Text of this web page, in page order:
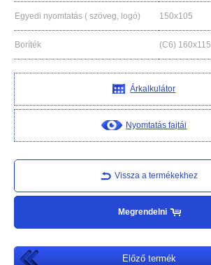
Egyedi nyomtatás ( szöveg, logó) 150x105
Boríték (C6) 160x115
Árkalkulátor
Nyomtatás fajtái
Vissza a termékekhez
Megrendelni
Előző termék